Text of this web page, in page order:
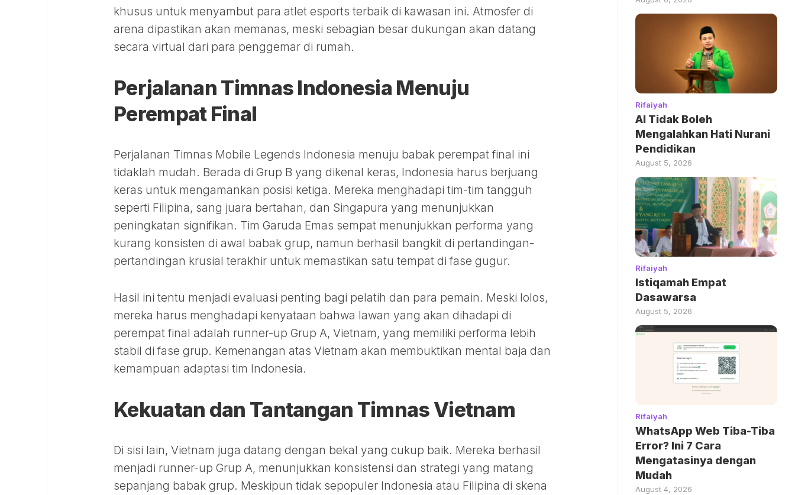
khusus untuk menyambut para atlet esports terbaik di kawasan ini. Atmosfer di
arena dipastikan akan memanas, meski sebagian besar dukungan akan datang
secara virtual dari para penggemar di rumah.
Perjalanan Timnas Indonesia Menuju
Perempat Final
Perjalanan Timnas Mobile Legends Indonesia menuju babak perempat final ini
tidaklah mudah. Berada di Grup B yang dikenal keras, Indonesia harus berjuang
keras untuk mengamankan posisi ketiga. Mereka menghadapi tim-tim tangguh
seperti Filipina, sang juara bertahan, dan Singapura yang menunjukkan
peningkatan signifikan. Tim Garuda Emas sempat menunjukkan performa yang
kurang konsisten di awal babak grup, namun berhasil bangkit di pertandingan-
pertandingan krusial terakhir untuk memastikan satu tempat di fase gugur.
Hasil ini tentu menjadi evaluasi penting bagi pelatih dan para pemain. Meski lolos,
mereka harus menghadapi kenyataan bahwa lawan yang akan dihadapi di
perempat final adalah runner-up Grup A, Vietnam, yang memiliki performa lebih
stabil di fase grup. Kemenangan atas Vietnam akan membuktikan mental baja dan
kemampuan adaptasi tim Indonesia.
Kekuatan dan Tantangan Timnas Vietnam
Di sisi lain, Vietnam juga datang dengan bekal yang cukup baik. Mereka berhasil
menjadi runner-up Grup A, menunjukkan konsistensi dan strategi yang matang
sepanjang babak grup. Meskipun tidak sepopuler Indonesia atau Filipina di skena
Rifaiyah
AI Tidak Boleh
Mengalahkan Hati Nurani
Pendidikan
August 5, 2026
Rifaiyah
Istiqamah Empat
Dasawarsa
August 5, 2026
Rifaiyah
WhatsApp Web Tiba-Tiba
Error? Ini 7 Cara
Mengatasinya dengan
Mudah
August 4, 2026